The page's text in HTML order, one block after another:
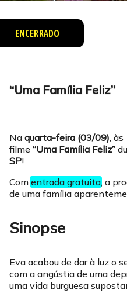
ENCERRADO
“Uma Família Feliz”
Na quarta-feira (03/09), às
filme “Uma Família Feliz”
SP!
Com entrada gratuita, a
de uma família
Sinopse
Eva acabou de dar à luz o
com a angústia de uma
uma vida burguesa